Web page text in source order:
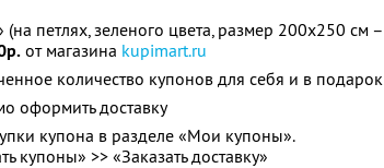
петлях, зеленого цвета, размер 200х250 см –
от магазина kupimart.ru
количество купонов для себя и в подарок
оформить доставку
купона в разделе «Мои купоны».
купоны» >> «Заказать доставку»